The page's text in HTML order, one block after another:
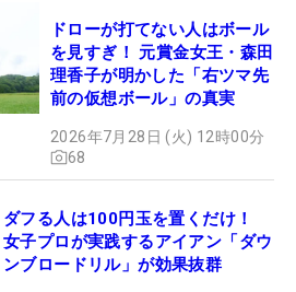
ドローが打てない人はボール
を見すぎ！ 元賞金女王・森田
理香子が明かした「右ツマ先
前の仮想ボール」の真実
2026年7月28日 (火) 12時00分
68
ダフる人は100円玉を置くだけ！
女子プロが実践するアイアン「ダウ
ンブロードリル」が効果抜群